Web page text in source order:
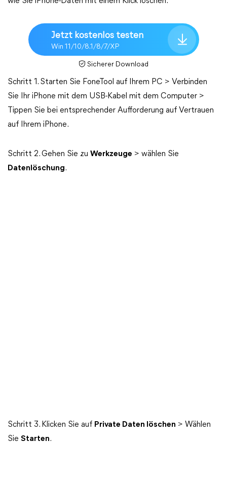
Jetzt kostenlos testen
Win 11/10/8.1/8/7/XP
Sicherer Download
Schritt 1. Starten Sie FoneTool auf Ihrem PC > Verbinden
Sie Ihr iPhone mit dem USB-Kabel mit dem Computer >
Tippen Sie bei entsprechender Aufforderung auf Vertrauen
auf Ihrem iPhone.
Schritt 2. Gehen Sie zu Werkzeuge > wählen Sie
Datenlöschung.
Schritt 3. Klicken Sie auf Private Daten löschen > Wählen
Sie Starten.